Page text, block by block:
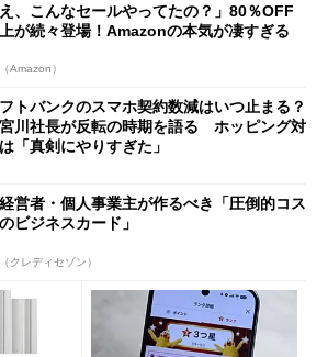
え、こんなセールやってたの？」80％OFF
が続々登場！Amazonの本気が凄すぎる
Amazon）
トバンクのスマホ契約数減はいつ止まる？
川社長が反転の時期を語る ホッピング対
「真剣にやりすぎた」
営者・個人事業主が作るべき「圧倒的コス
ビジネスカード」
クレディセゾン）